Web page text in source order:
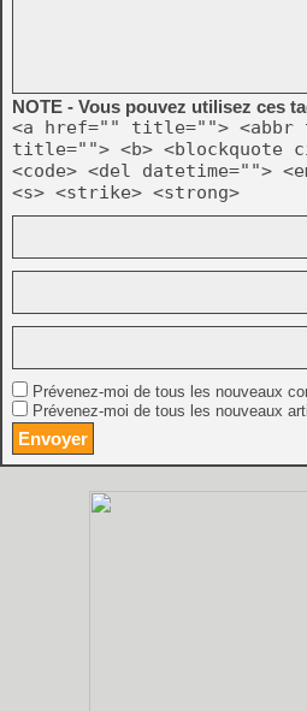
NOTE - Vous pouvez utilisez ces
<a href="" title=""> <abbr
title=""> <b> <blockquote
<code> <del datetime="">
<s> <strike> <strong>
Prévenez-moi de tous les nouveaux
Prévenez-moi de tous les nouveaux